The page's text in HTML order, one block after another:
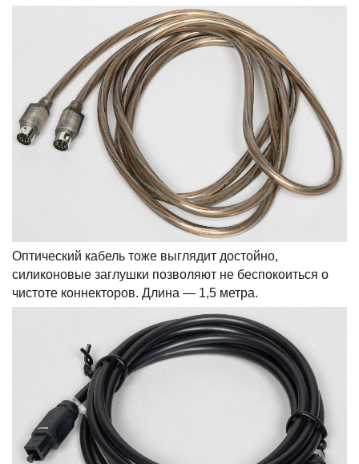
Оптический кабель тоже выглядит достойно,
силиконовые заглушки позволяют не беспокоиться о
чистоте коннекторов. Длина — 1,5 метра.